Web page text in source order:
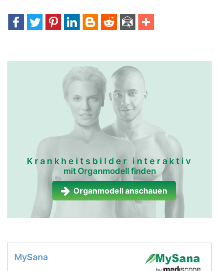
Krankheitsbilder interaktiv
mit Organmodell finden
Organmodell anschauen
MySana